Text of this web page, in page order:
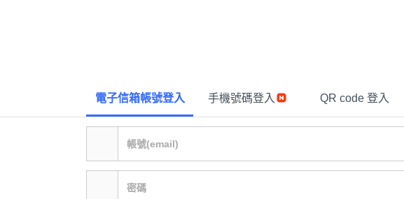
電子信箱帳號登入 手機號碼登入 QR code 登入